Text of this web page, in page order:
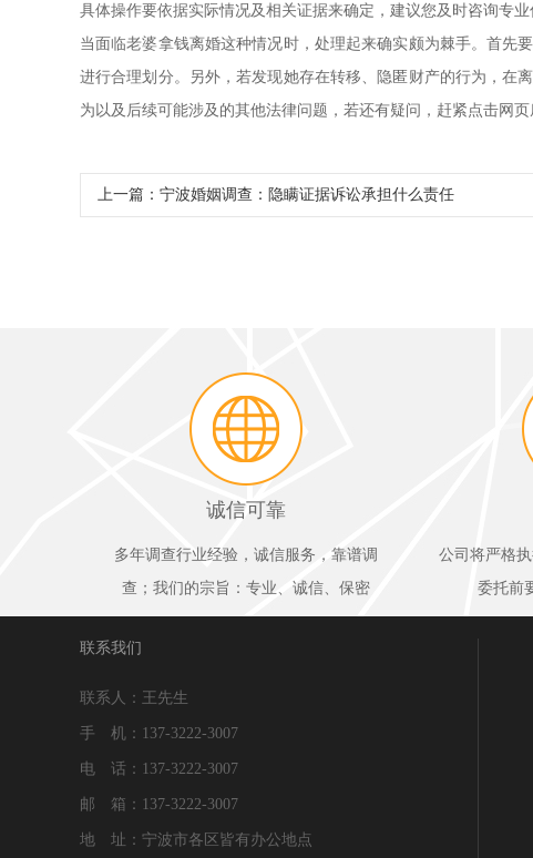
具体操作要依据实际情况及相关证据来确定，建议您及时咨询专业
当面临老婆拿钱离婚这种情况时，处理起来确实颇为棘手。首先
进行合理划分。另外，若发现她存在转移、隐匿财产的行为，在
为以及后续可能涉及的其他法律问题，若还有疑问，赶紧点击网
上一篇： 宁波婚姻调查：隐瞒证据诉讼承担什么责任
诚信可靠
多年调查行业经验，诚信服务，靠谱调
查；我们的宗旨：专业、诚信、保密
公司将严格
委托前
联系我们
联系人：王先生
手 机：137-3222-3007
电 话：137-3222-3007
邮 箱：137-3222-3007
地 址：宁波市各区皆有办公地点